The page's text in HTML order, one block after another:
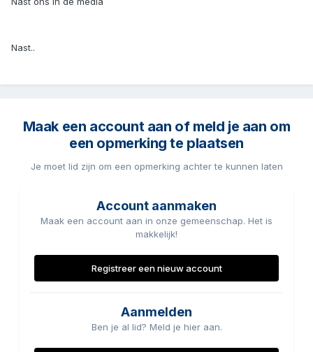
Nast..
Maak een account aan of meld je aan om
een opmerking te plaatsen
Je moet lid zijn om een opmerking achter te kunnen laten
Account aanmaken
Maak een account aan in onze gemeenschap. Het is
makkelijk!
Registreer een nieuw account
Aanmelden
Ben je al lid? Meld je hier aan.